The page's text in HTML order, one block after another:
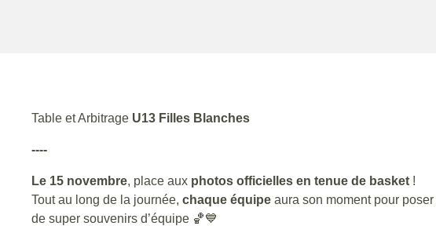
Table et Arbitrage U13 Filles Blanches
----
Le 15 novembre, place aux photos officielles en tenue de basket !
Tout au long de la journée, chaque équipe aura son moment pour
de super souvenirs d’équipe 🏀💙